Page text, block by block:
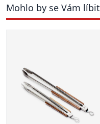
Mohlo by se Vám líbit